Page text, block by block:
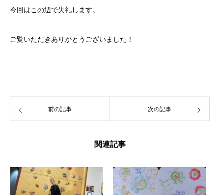
今回はこの辺で失礼します。
ご覧いただきありがとうございました！
前の記事 次の記事
関連記事